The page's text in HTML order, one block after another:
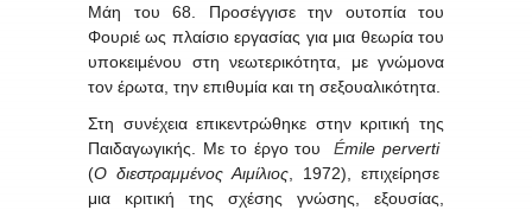
Μάη του 68. Προσέγγισε την ουτοπία του
Φουριέ ως πλαίσιο εργασίας για μια θεωρία του
υποκειμένου στη νεωτερικότητα, με γνώμονα
τον έρωτα, την επιθυμία και τη σεξουαλικότητα.
Στη συνέχεια επικεντρώθηκε στην κριτική της
Παιδαγωγικής. Με το έργο του
Émileperverti
(Ο διεστραμμένος Αιμίλιος , 1972), επιχείρησε
μια κριτική της σχέσης γνώσης, εξουσίας,